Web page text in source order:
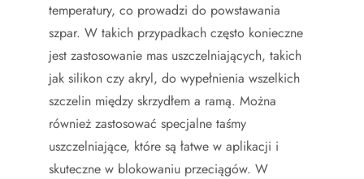
temperatury, co prowadzi do powstawania
szpar. W takich przypadkach często konieczne
jest zastosowanie mas uszczelniających, takich
jak silikon czy akryl, do wypełnienia wszelkich
szczelin między skrzydłem a ramą. Można
również zastosować specjalne taśmy
uszczelniające, które są łatwe w aplikacji i
skuteczne w blokowaniu przeciągów. W